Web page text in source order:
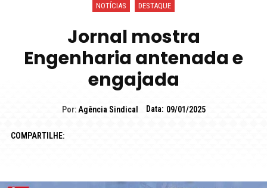
NOTÍCIAS DESTAQUE
Jornal mostra
Engenharia antenada e
engajada
Por: Agência Sindical Data: 09/01/2025
COMPARTILHE: